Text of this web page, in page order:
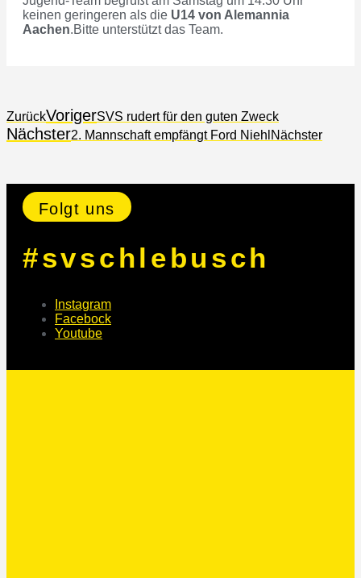
keinen geringeren als die U14 von Alemannia
Aachen.Bitte unterstützt das Team.
ZurückVorigerSVS rudert für den guten Zweck
Nächster2. Mannschaft empfängt Ford Niehl Nächster
Folgt uns
#svschlebusch
Instagram
Facebock
Youtube